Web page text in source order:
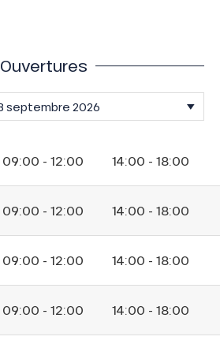
Ouvertures
09:00 - 12:00 14:00 - 18:00
09:00 - 12:00 14:00 - 18:00
09:00 - 12:00 14:00 - 18:00
09:00 - 12:00 14:00 - 18:00